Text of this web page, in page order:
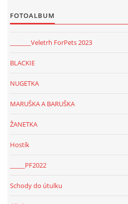
FOTOALBUM
_______Veletrh ForPets 2023
BLACKIE
NUGETKA
MARUŠKA A BARUŠKA
ŽANETKA
Hostík
_____PF2022
Schody do útulku